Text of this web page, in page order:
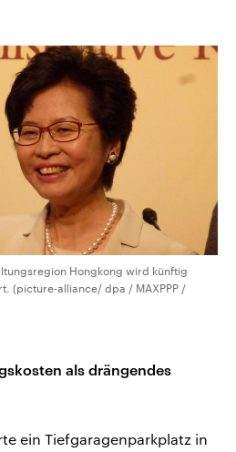
Hongkong wird künftig
(picture-alliance/ dpa / MAXPPP /
als drängendes
ein Tiefgaragenparkplatz in